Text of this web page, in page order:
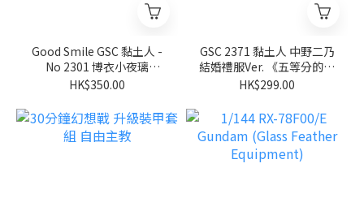
Good Smile GSC 黏土人 -
No 2301 博衣小夜璃
《Hololive》
HK$350.00
GSC 2371 黏土人 中野二乃
結婚禮服Ver. 《五等分的新
娘》
HK$299.00